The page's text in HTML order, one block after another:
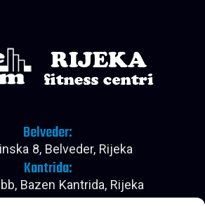
Belveder:
8, Belveder, Rijeka
Kantrida:
Bazen Kantrida, Rijeka